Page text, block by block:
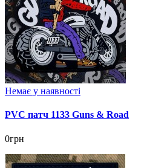
Немає у наявності
PVC патч 1133 Guns & Road
0грн